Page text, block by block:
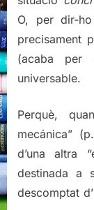
O, per dir-
precisament
(acaba per
universable.
Perquè,
mecánica”
d’una altra
destinada a
descomptat d’